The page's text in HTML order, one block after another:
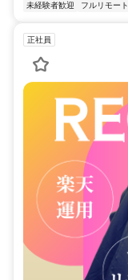
未経験者歓迎
フルリモート
正社員